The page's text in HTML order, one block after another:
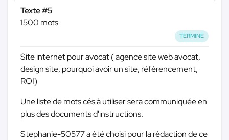
Texte #5
1500 mots
TERMINÉ
Site internet pour avocat ( agence site web avocat,
design site, pourquoi avoir un site, référencement,
ROI)
Une liste de mots cés à utiliser sera communiquée en
plus des documents d'instructions.
Stephanie-50577 a été choisi pour la rédaction de ce